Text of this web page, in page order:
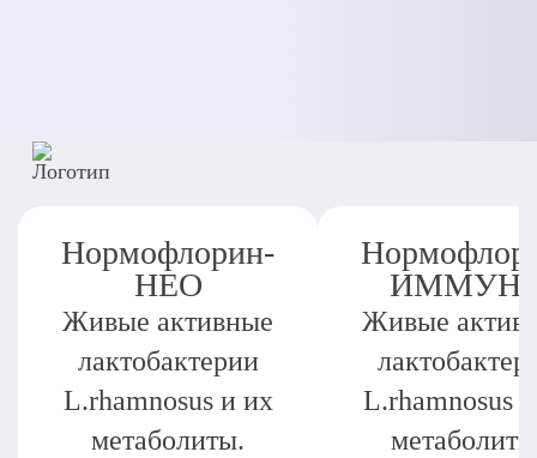
Нормофлорин-
НЕО
Живые активные
лактобактерии
L.rhamnosus и их
метаболиты.
Живые
L.rhamnosus